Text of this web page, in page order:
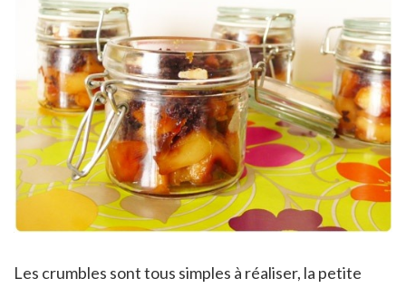
Les crumbles sont tous simples à réaliser, la petite